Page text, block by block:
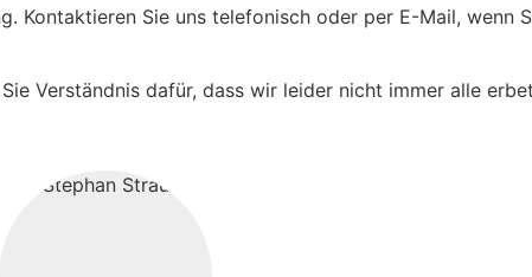
Kontaktieren Sie uns telefonisch oder per E-Mail, wenn
Verständnis dafür, dass wir leider nicht immer alle